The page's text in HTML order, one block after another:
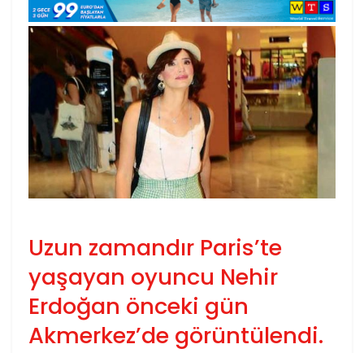
Uzun zamandır Paris’te
yaşayan oyuncu Nehir
Erdoğan önceki gün
Akmerkez’de görüntülendi.